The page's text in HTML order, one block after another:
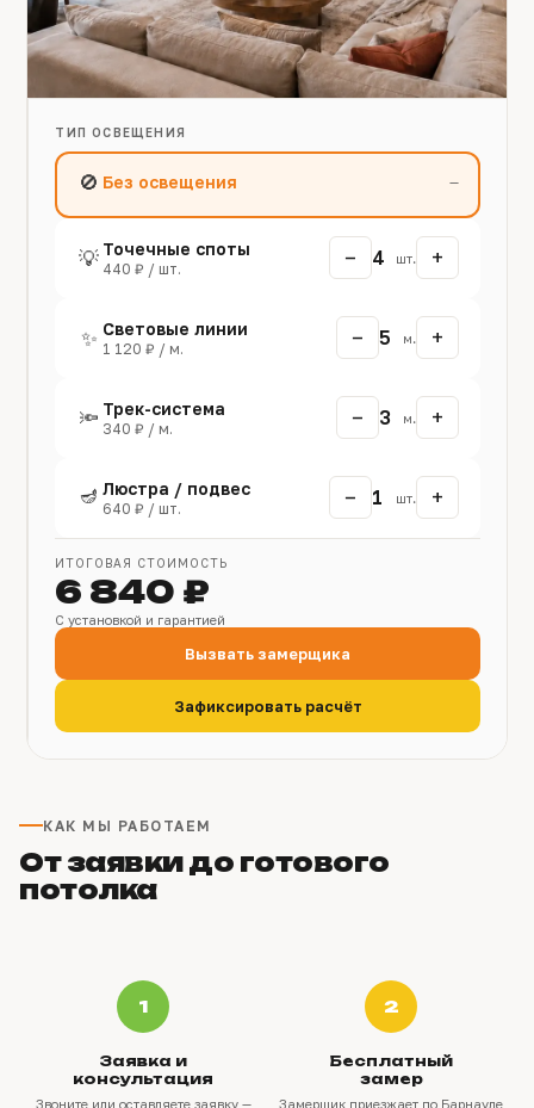
ТИП ОСВЕЩЕНИЯ
🚫 Без освещения —
💡 Точечные споты
440 ₽ / шт. − 4 шт. +
✨ Световые линии
1 120 ₽ / м. − 5 м. +
🔦 Трек-система
340 ₽ / м. − 3 м. +
🪔 Люстра / подвес
640 ₽ / шт. − 1 шт. +
ИТОГОВАЯ СТОИМОСТЬ
6 840 ₽
С установкой и гарантией
Вызвать замерщика
Зафиксировать расчёт
КАК МЫ РАБОТАЕМ
От заявки до готового
потолка
1
Заявка и
консультация
Звоните или оставляете заявку —
2
Бесплатный
замер
Замерщик приезжает по Барнауле